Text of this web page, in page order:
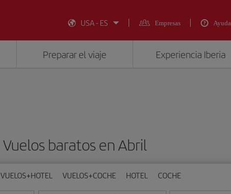
USA - ES
Empresas Ayuda
Preparar el viaje Experiencia Iberia
Vuelos baratos en Abril
VUELOS+HOTEL VUELOS+COCHE HOTEL COCHE